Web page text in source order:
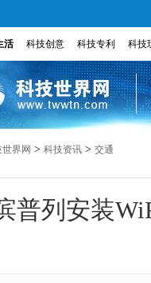
活 科技创意 科技专利 科技
界网 > 科技资讯 > 交通
普列安装